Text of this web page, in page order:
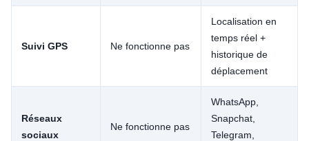
Suivi GPS Ne fonctionne pas
Localisation en
temps réel +
historique de
déplacement
Réseaux
sociaux
Ne fonctionne pas
WhatsApp,
Snapchat,
Telegram,